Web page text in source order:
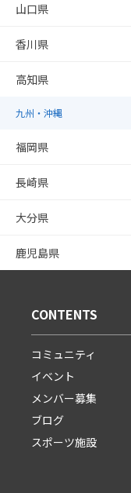
山口県
香川県
高知県
九州・沖縄
福岡県
長崎県
大分県
鹿児島県
CONTENTS
コミュニティ
イベント
メンバー募集
ブログ
スポーツ施設